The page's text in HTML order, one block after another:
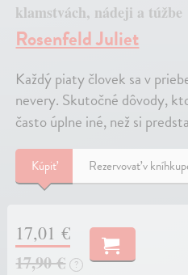
klamstvách, nádeji a túžbe
Rosenfeld Juliet
Každý piaty človek sa v
nevery. Skutočné dôvody,
často úplne iné, než si
Kúpiť Rezervovať v
17,01 €
17,90 €
?